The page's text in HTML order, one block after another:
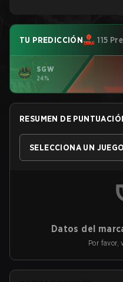
TU PREDICCIÓN 115
SGW
24%
RESUMEN DE
SELECCIONA UN JUEGO
Datos del
Por favor,